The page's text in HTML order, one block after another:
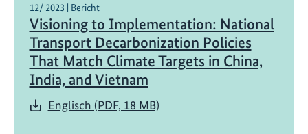
12/ 2023 | Bericht
Visioning to Implementation: National
Transport Decarbonization Policies
That Match Climate Targets in China,
India, and Vietnam
Englisch (PDF, 18 MB)